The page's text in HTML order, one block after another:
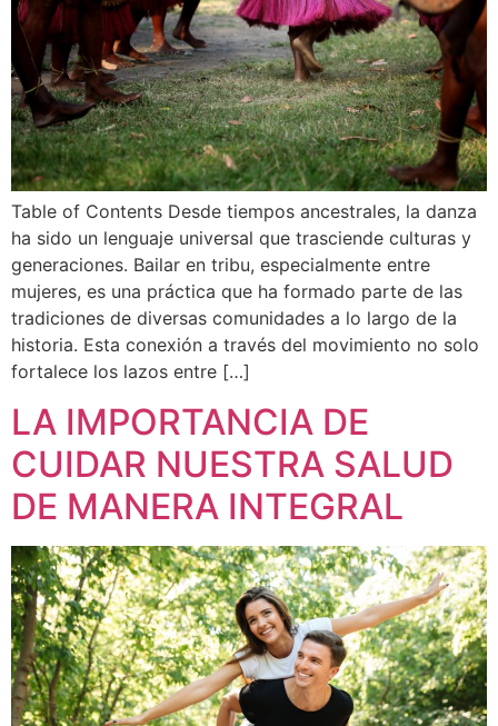
Table of Contents Desde tiempos ancestrales, la danza
ha sido un lenguaje universal que trasciende culturas y
generaciones. Bailar en tribu, especialmente entre
mujeres, es una práctica que ha formado parte de las
tradiciones de diversas comunidades a lo largo de la
historia. Esta conexión a través del movimiento no solo
fortalece los lazos entre […]
LA IMPORTANCIA DE
CUIDAR NUESTRA SALUD
DE MANERA INTEGRAL